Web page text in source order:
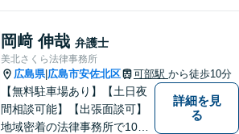
ている方は、すぐに弁護士に
ご相談ください。【JR海田市
駅から徒歩9分】
岡﨑 伸哉 弁護士
美北さくら法律事務所
広島県| 広島市安佐北区 可部駅 から徒歩10分
【無料駐車場あり】【土日夜
間相談可能】【出張面談可】
地域密着の法律事務所で10年
詳細を見
る